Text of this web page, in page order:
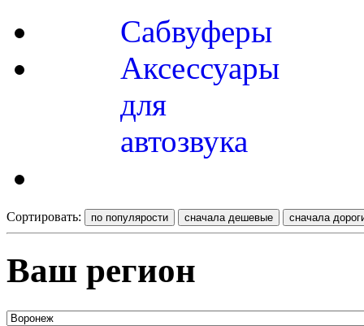
Сабвуферы
Аксессуары
для
автозвука
Сортировать:
Ваш регион